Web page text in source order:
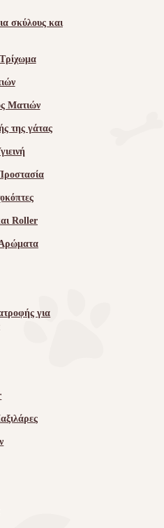
σκύλους και
Ματιών
της γάτας
Roller
για